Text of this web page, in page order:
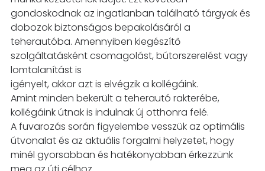
gondoskodnakaz ingatlanban található tárgyak és
dobozok biztonságos bepakolásáról a
teherautóba. Amennyiben kiegészítő
szolgáltatásként csomagolást, bútorszerelést vagy
lomtalanítást is
igényelt, akkor azt is elvégzik a kollégáink.
Amint minden bekerült a teherautó rakterébe,
kollégáink útnak is indulnak új otthonra felé.
Afuvarozás során figyelembe vesszük az optimális
útvonalat és az aktuális forgalmi helyzetet, hogy
minél gyorsabban és hatékonyabban érkezzünk